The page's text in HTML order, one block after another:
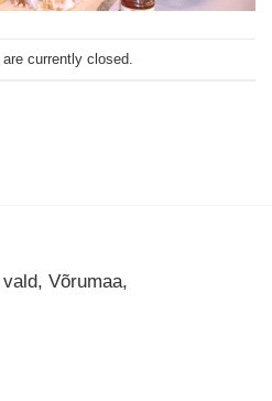
currently closed.
Võrumaa,